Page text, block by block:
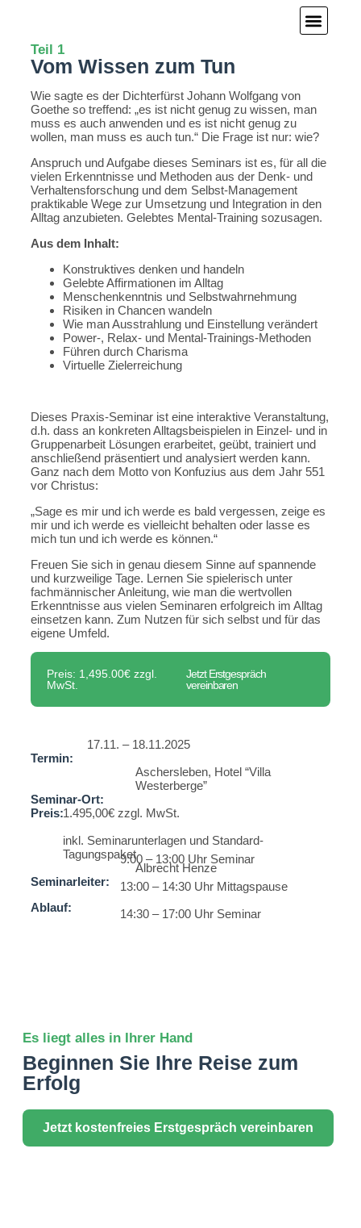
Teil 1
Vom Wissen zum Tun
Wie sagte es der Dichterfürst Johann Wolfgang von
Goethe so treffend: „es ist nicht genug zu wissen, man
muss es auch anwenden und es ist nicht genug zu
wollen, man muss es auch tun.“ Die Frage ist nur: wie?
Anspruch und Aufgabe dieses Seminars ist es, für all die
vielen Erkenntnisse und Methoden aus der Denk- und
Verhaltensforschung und dem Selbst-Management
praktikable Wege zur Umsetzung und Integration in den
Alltag anzubieten. Gelebtes Mental-Training sozusagen.
Aus dem Inhalt:
Konstruktives denken und handeln
Gelebte Affirmationen im Alltag
Menschenkenntnis und Selbstwahrnehmung
Risiken in Chancen wandeln
Wie man Ausstrahlung und Einstellung verändert
Power-, Relax- und Mental-Trainings-Methoden
Führen durch Charisma
Virtuelle Zielerreichung
Dieses Praxis-Seminar ist eine interaktive Veranstaltung,
d.h. dass an konkreten Alltagsbeispielen in Einzel- und in
Gruppenarbeit Lösungen erarbeitet, geübt, trainiert und
anschließend präsentiert und analysiert werden kann.
Ganz nach dem Motto von Konfuzius aus dem Jahr 551
vor Christus:
„Sage es mir und ich werde es bald vergessen, zeige es
mir und ich werde es vielleicht behalten oder lasse es
mich tun und ich werde es können.“
Freuen Sie sich in genau diesem Sinne auf spannende
und kurzweilige Tage. Lernen Sie spielerisch unter
fachmännischer Anleitung, wie man die wertvollen
Erkenntnisse aus vielen Seminaren erfolgreich im Alltag
einsetzen kann. Zum Nutzen für sich selbst und für das
eigene Umfeld.
Preis: 1,495.00€ zzgl.
MwSt.
Jetzt Erstgespräch
vereinbaren
17.11. – 18.11.2025
Termin:
Aschersleben, Hotel “Villa
Westerberge”
Seminar-Ort:
Preis:1.495,00€ zzgl. MwSt.
inkl. Seminarunterlagen und Standard-
Tagungspaket
Albrecht Henze
Seminarleiter:
Ablauf:
9:00 – 13:00 Uhr Seminar
13:00 – 14:30 Uhr Mittagspause
14:30 – 17:00 Uhr Seminar
Es liegt alles in Ihrer Hand
Beginnen Sie Ihre Reise zum
Erfolg
Jetzt kostenfreies Erstgespräch vereinbaren